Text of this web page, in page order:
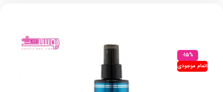
-15%
اتمام موجودی